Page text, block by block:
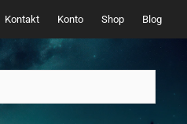
Kontakt Konto Shop Blog